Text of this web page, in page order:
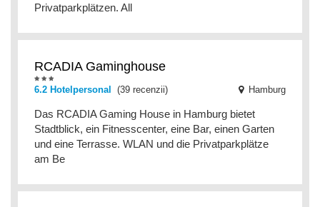
Privatparkplätzen. All
RCADIA Gaminghouse
6.2 Hotelpersonal (39 recenzii) Hamburg
Das RCADIA Gaming House in Hamburg bietet
Stadtblick, ein Fitnesscenter, eine Bar, einen Garten
und eine Terrasse. WLAN und die Privatparkplätze
am Be